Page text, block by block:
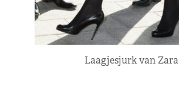
Laagjesjurk van Zara